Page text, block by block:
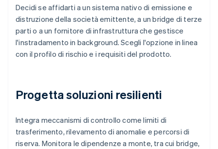
Decidi se affidarti a un sistema nativo di emissione e
distruzione della società emittente, a un bridge di terze
parti o a un fornitore di infrastruttura che gestisce
l'instradamento in background. Scegli l'opzione in linea
con il profilo di rischio e i requisiti del prodotto.
Progetta soluzioni resilienti
Integra meccanismi di controllo come limiti di
trasferimento, rilevamento di anomalie e percorsi di
riserva. Monitora le dipendenze a monte, tra cui bridge,